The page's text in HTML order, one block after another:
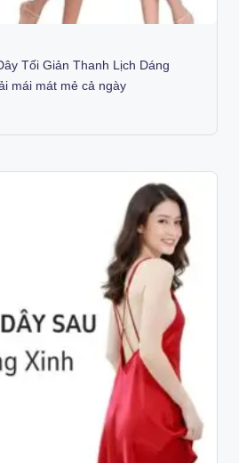
Tối Giản Thanh Lịch Dáng
mái mát mẻ cả ngày